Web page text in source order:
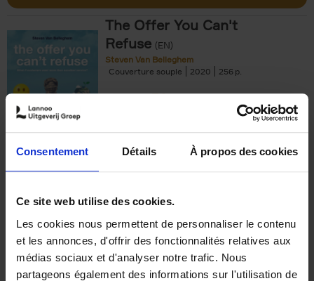
Consentement Détails À propos des cookies
Ce site web utilise des cookies.
Les cookies nous permettent de personnaliser le contenu
et les annonces, d'offrir des fonctionnalités relatives aux
médias sociaux et d'analyser notre trafic. Nous
partageons également des informations sur l'utilisation de
The Offer You Can't
Refuse (EN)
Steven Van Belleghem
Couverture souple
2020 256
€37,50
Building Bonds = Building
Business
Jochen Roef Jozefien De Feyter
Carolien Boom
Couverture souple
2025 200